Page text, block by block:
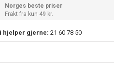
Norges beste priser
Frakt fra kun 49 kr.
hjelper gjerne: 21 60 78 50